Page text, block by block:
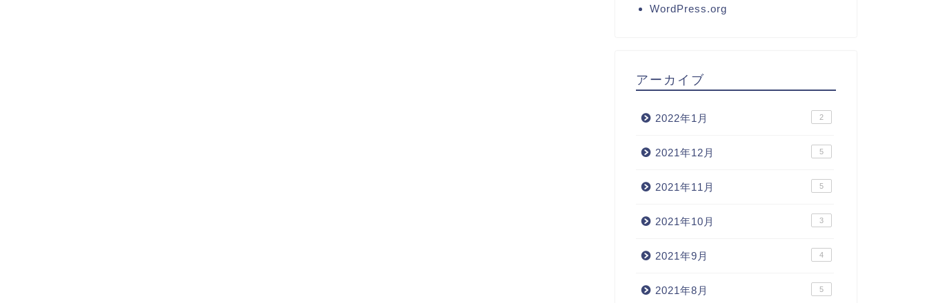
WordPress.org
アーカイブ
2022年1月 2
2021年12月 5
2021年11月 5
2021年10月 3
2021年9月 4
2021年8月 5